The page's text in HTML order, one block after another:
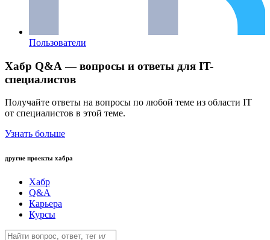
Пользователи
Хабр Q&A — вопросы и ответы для IT-
специалистов
Получайте ответы на вопросы по любой теме из области IT
от специалистов в этой теме.
Узнать больше
другие проекты хабра
Хабр
Q&A
Карьера
Курсы